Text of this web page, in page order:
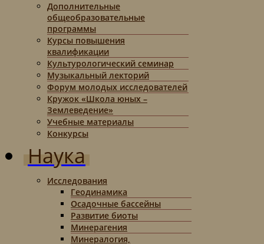
Дополнительные
общеобразовательные
программы
Курсы повышения
квалификации
Культурологический семинар
Музыкальный лекторий
Форум молодых исследователей
Кружок «Школа юных –
Землеведение»
Учебные материалы
Конкурсы
Наука
Исследования
Геодинамика
Осадочные бассейны
Развитие биоты
Минерагения
Минералогия,